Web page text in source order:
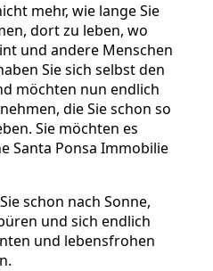
mehr, wie lange Sie
dort zu leben, wo
und andere Menschen
Sie sich selbst den
möchten nun endlich
die Sie schon so
Sie möchten es
Santa Ponsa Immobilie
schon nach Sonne,
und sich endlich
und lebensfrohen